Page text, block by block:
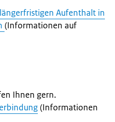
Aufenthalt in
(Informationen auf
Ihnen gern.
(Informationen